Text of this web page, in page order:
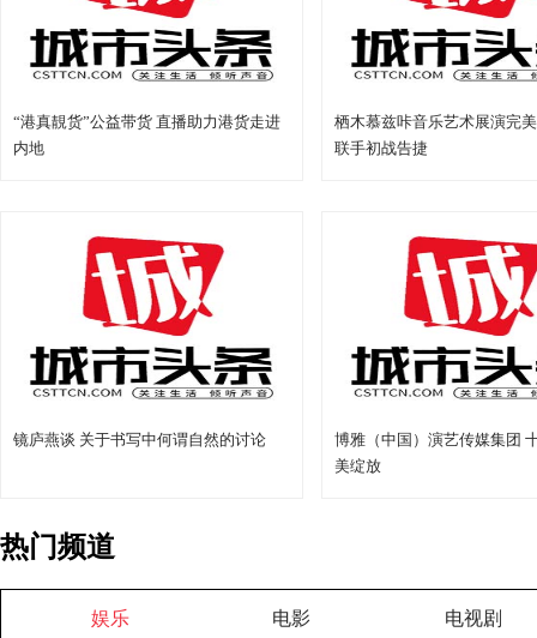
“港真靚货”公益带货 直播助力港货走进
内地
栖木慕兹咔音乐艺术展演完
联手初战告捷
镜庐燕谈 关于书写中何谓自然的讨论
博雅（中国）演艺传媒集团
美绽放
热门频道
娱乐 电影 电视剧